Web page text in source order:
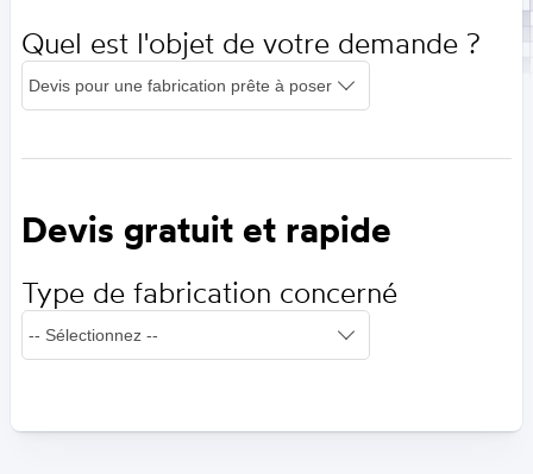
Quel est l'objet de votre demande ?
Devis gratuit et rapide
Type de fabrication concerné